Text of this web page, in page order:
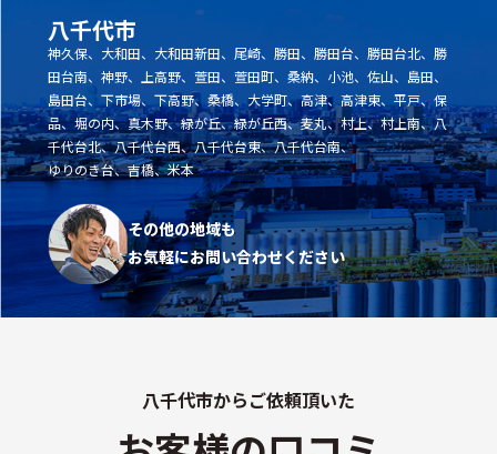
八千代市
神久保、大和田、大和田新田、尾崎、勝田、勝田台、勝田台北、勝
田台南、神野、上高野、萱田、萱田町、桑納、小池、佐山、島田、
島田台、下市場、下高野、桑橋、大学町、高津、高津東、平戸、保
品、堀の内、真木野、緑が丘、緑が丘西、麦丸、村上、村上南、八
千代台北、八千代台西、八千代台東、八千代台南、
ゆりのき台、吉橋、米本
その他の地域も
お気軽にお問い合わせください
八千代市からご依頼頂いた